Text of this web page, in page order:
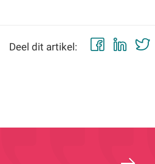
Deel dit artikel: